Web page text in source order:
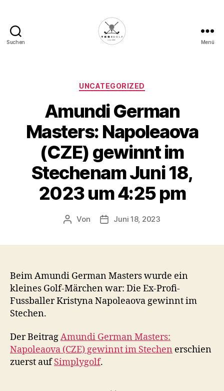
Suchen
Deine
Plattform
für
Golfbegeisterte!
Menü
Kategorien
UNCATEGORIZED
Amundi German
Masters: Napoleaova
(CZE) gewinnt im
Stechenam Juni 18,
2023 um 4:25 pm
Beitragsautor
Von Veröffentlichungsdatum
Juni 18, 2023
Beim Amundi German Masters wurde ein
kleines Golf-Märchen war: Die Ex-Profi-
Fussballer Kristyna Napoleaova gewinnt im
Stechen.
Der BeitragAmundi German Masters:
Napoleaova (CZE) gewinnt im Stechen erschien
zuerst aufSimplygolf.